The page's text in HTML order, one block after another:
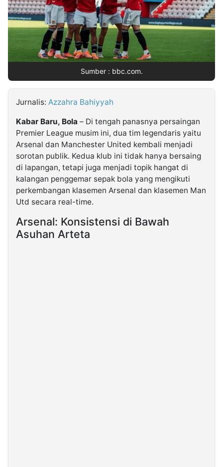
Insight
NTB
Suara
Time
Lens
IDN
Daily
Jogja
Jalan
Rakyat
Idealita
News
Kita
Notice
Dinamikapost.com
Radar
Baru
Seedbacklink
Kabarbaru
Kabarbaru.co
2026
Kabarbaru
Sumber : bbc.com.
Jurnalis: Azzahra Bahiyyah
Kabar Baru, Bola – Di tengah panasnya persaingan
Premier League musim ini, dua tim legendaris yaitu
Arsenal dan Manchester United kembali menjadi
sorotan publik. Kedua klub ini tidak hanya bersaing
di lapangan, tetapi juga menjadi topik hangat di
kalangan penggemar sepak bola yang mengikuti
perkembangan klasemen Arsenal dan klasemen Man
Utd secara real-time.
Arsenal: Konsistensi di Bawah
Asuhan Arteta